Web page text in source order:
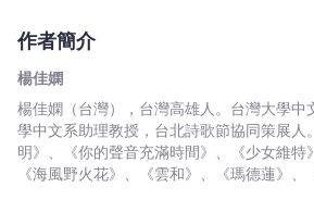
魯）、簡．博文（美國）、安娜．布蘭迪亞
明．阿爾－巴霍迪（巴勒斯坦）、阿巴斯．
若什．別德日茨基（波蘭）、鐘國強（香港
拿大）、弗羅斯特．甘德（美國）、黃有源
國）、馬圖拉（愛沙尼亞）、塞爾吉奧．萊
娜．裡斯托維奇（塞爾維亞）、薩奇達南丹
楚克（斯洛伐克）、阿列斯．斯特格（斯洛
作者簡介
楊佳嫻
楊佳嫻（台灣），台灣高雄人。台灣大學中
學中文系助理教授，台北詩歌節協同策展人
明》、《你的聲音充滿時間》、《少女維特
《海風野火花》、《雲和》、《瑪德蓮》、